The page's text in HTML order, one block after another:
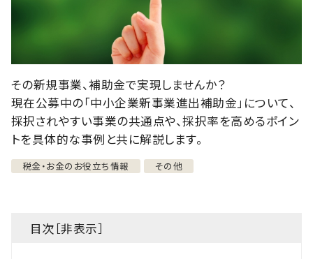
その新規事業、補助金で実現しませんか？
現在公募中の「中小企業新事業進出補助金」について、
採択されやすい事業の共通点や、採択率を高めるポイン
トを具体的な事例と共に解説します。
税金・お金のお役立ち情報 その他
目次［非表示］